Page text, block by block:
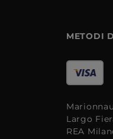
METODI
Largo
REA